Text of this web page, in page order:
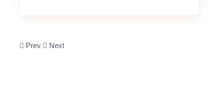
Prev Next